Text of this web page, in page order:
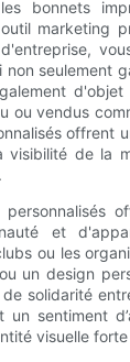
bonnets
marketing
seulement
d'objet
ou vendus
offrent
visibilité de la
et
ou les
un design
solidarité
un sentiment
visuelle